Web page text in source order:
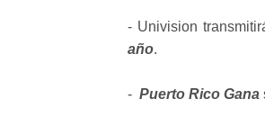
- Univision
año.
- Puerto Rico Gana